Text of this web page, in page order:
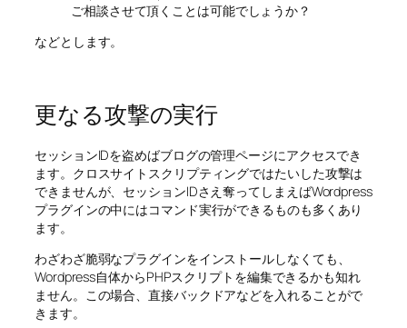
ご相談させて頂くことは可能でしょうか？
などとします。
更なる攻撃の実行
セッションIDを盗めばブログの管理ページにアクセスでき
ます。クロスサイトスクリプティングではたいした攻撃は
できませんが、セッションIDさえ奪ってしまえばWordpress
プラグインの中にはコマンド実行ができるものも多くあり
ます。
わざわざ脆弱なプラグインをインストールしなくても、
Wordpress自体からPHPスクリプトを編集できるかも知れ
ません。この場合、直接バックドアなどを入れることがで
きます。